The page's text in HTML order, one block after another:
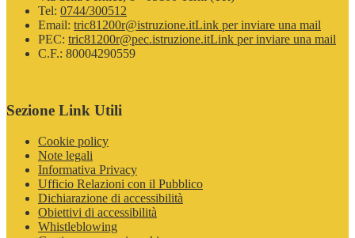
Tel: 0744/300512
Email: tric81200r@istruzione.itLink per inviare una mail
PEC: tric81200r@pec.istruzione.itLink per inviare una mail
C.F.: 80004290559
Sezione Link Utili
Cookie policy
Note legali
Informativa Privacy
Ufficio Relazioni con il Pubblico
Dichiarazione di accessibilità
Obiettivi di accessibilità
Whistleblowing